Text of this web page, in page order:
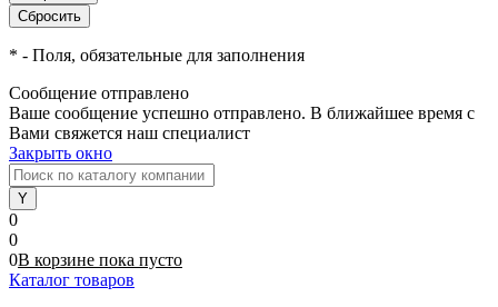
* - Поля, обязательные для заполнения
Сообщение отправлено
Ваше сообщение успешно отправлено. В ближайшее время с
Вами свяжется наш специалист
Закрыть окно
0
0
0В корзине пока пусто
Каталог товаров